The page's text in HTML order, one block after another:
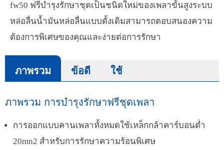
fw50 ฟรีบำรุงรักษาชุดเป็นชนิดใหม่ของเพลาขั้นสูงระบบ
หล่อลื่นน้ำมันหล่อลื่นแบบดั้งเดิมสามารถตอบสนองความ
ต้องการพิเศษของคุณและง่ายต่อการรักษา
ภาพรวม ข้อดี ใช้
ภาพรวม การบำรุงรักษาฟรีชุดเพลา
การออกแบบคานเพลาทั้งหมดใช้เหล็กกล้าคาร์บอนต่ำ
20mn2 สำหรับการรักษาความร้อนพิเศษ